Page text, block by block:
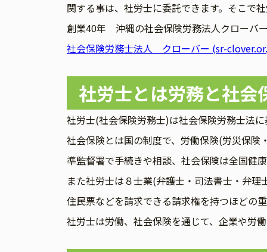
関する事は、社労士に委託できます。そこで
創業40年 沖縄の社会保険労務法人クローバー
社会保険労務士法人 クローバー (sr-
社労士とは労務と社会
社労士(社会保険労務士)は社会保険労務士法
社会保険とは国の制度で、労働保険(労災保
準監督署で手続きや相談、社会保険は全国健
また社労士は８士業(弁護士・司法書士・弁
住民票などを請求できる請求権を持つほどの
社労士は労働、社会保険を通じて、企業や労